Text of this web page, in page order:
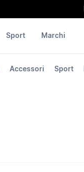
Accessori Sport
Sport Marchi